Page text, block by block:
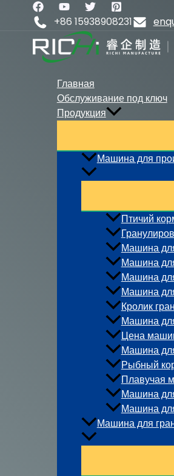
Перейти
содержимому
+86 15938908231
Главная
Обслуживание под ключ
Продукция
Машина для
Птичий
Машина
Машина
Машина
Машина
Кролик
Машина
Цена
Машина
Рыбный
Плавучая
Машина
Машина
Машина для